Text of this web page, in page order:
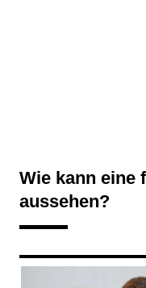
Wie kann eine
aussehen?